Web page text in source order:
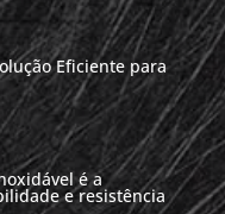
Eficiente para
é a
e resistência